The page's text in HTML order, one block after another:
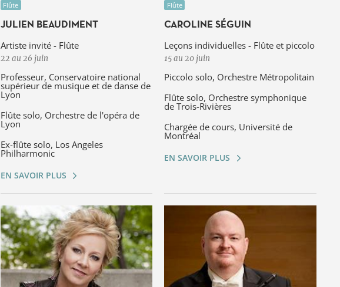
Flûte
JULIEN BEAUDIMENT
Artiste invité - Flûte
22 au 26 juin
Professeur, Conservatoire national
supérieur de musique et de danse de
Lyon
Flûte solo, Orchestre de l'opéra de
Lyon
Ex-flûte solo, Los Angeles
Philharmonic
EN SAVOIR PLUS
Flûte
CAROLINE SÉGUIN
Leçons individuelles - Flûte et piccolo
15 au 20 juin
Piccolo solo, Orchestre Métropolitain
Flûte solo, Orchestre symphonique
de Trois-Rivières
Chargée de cours, Université de
Montréal
EN SAVOIR PLUS